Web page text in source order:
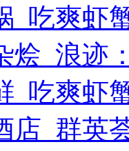
_吃爽虾
烩_浪迹
_吃爽虾
店_群英